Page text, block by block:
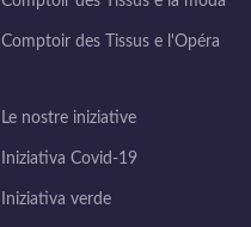
Comptoir des Tissus e l'Opéra
Le nostre iniziative
Iniziativa Covid-19
Iniziativa verde